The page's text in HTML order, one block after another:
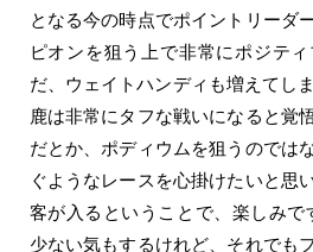
となる今の時点でポイントリーダ
ピオンを狙う上で非常にポジテ
だ、ウェイトハンディも増えてし
鹿は非常にタフな戦いになると覚
だとか、ポディウムを狙うのでは
ぐようなレースを心掛けたいと思
客が入るということで、楽しみで
少ない気もするけれど、それでも